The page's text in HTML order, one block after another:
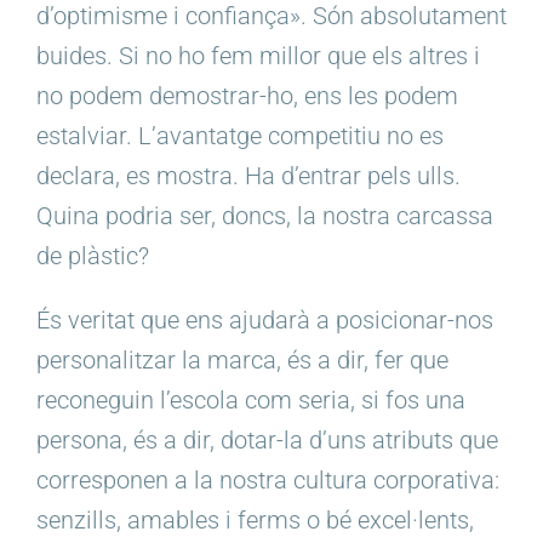
d’optimisme i confiança». Són absolutament
buides. Si no ho fem millor que els altres i
no podem demostrar-ho, ens les podem
estalviar. L’avantatge competitiu no es
declara, es mostra. Ha d’entrar pels ulls.
Quina podria ser, doncs, la nostra carcassa
de plàstic?
És veritat que ens ajudarà a posicionar-nos
personalitzar la marca, és a dir, fer que
reconeguin l’escola com seria, si fos una
persona, és a dir, dotar-la d’uns atributs que
corresponen a la nostra cultura corporativa:
senzills, amables i ferms o bé excel·lents,